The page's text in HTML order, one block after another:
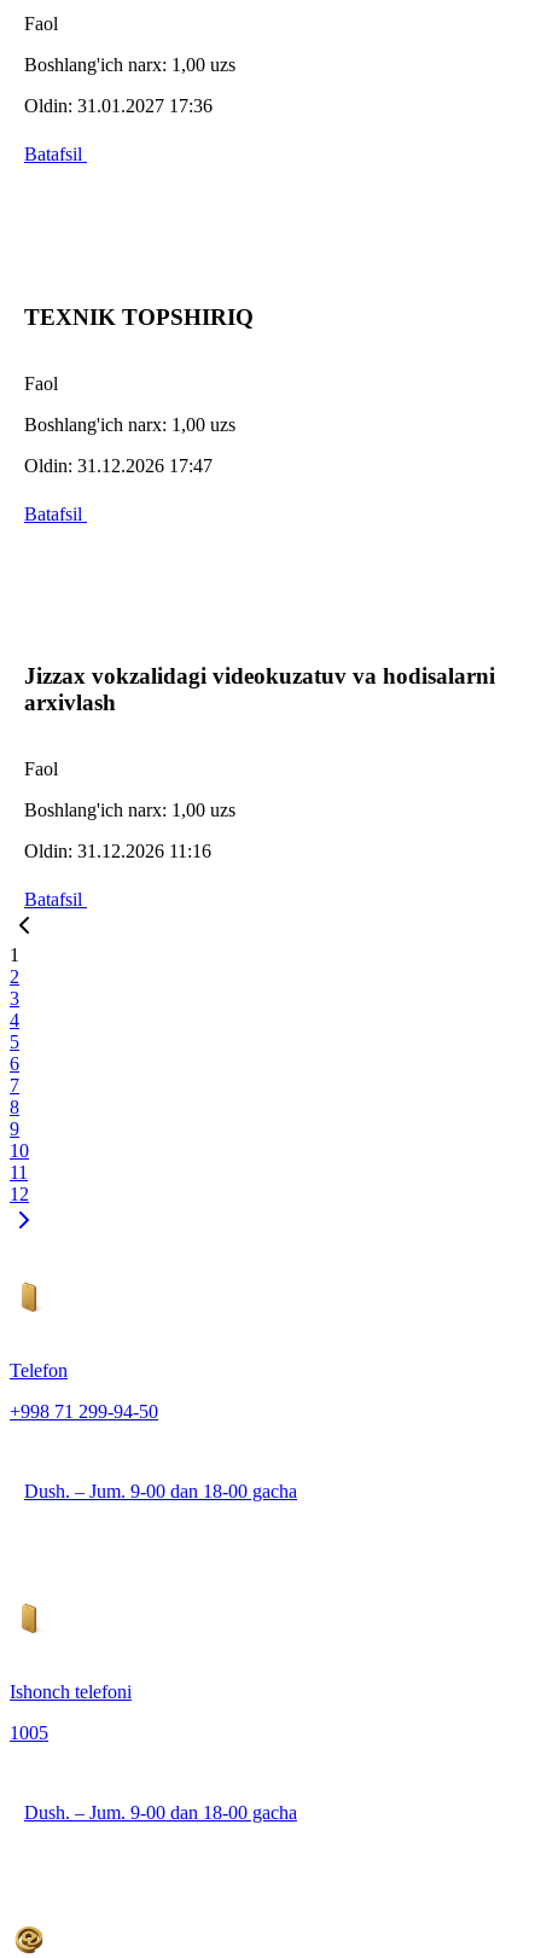
Faol
Boshlang'ich narx: 1,00 uzs
Oldin: 31.01.2027 17:36
Batafsil
TEXNIK TOPSHIRIQ
Faol
Boshlang'ich narx: 1,00 uzs
Oldin: 31.12.2026 17:47
Batafsil
Jizzax vokzalidagi videokuzatuv va hodisalarni
arxivlash
Faol
Boshlang'ich narx: 1,00 uzs
Oldin: 31.12.2026 11:16
Batafsil
1
2
3
4
5
6
7
8
9
10
11
12
Telefon
+998 71 299-94-50
Dush. – Jum. 9-00 dan 18-00 gacha
Ishonch telefoni
1005
Dush. – Jum. 9-00 dan 18-00 gacha